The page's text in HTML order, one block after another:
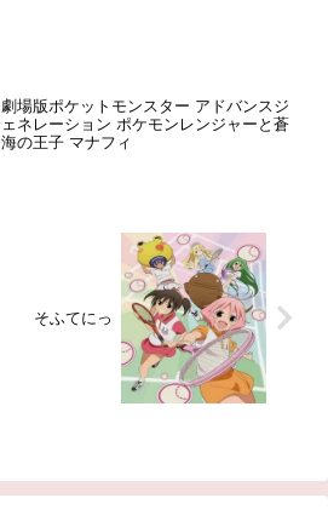
劇場版ポケットモンスター アドバンスジ
ェネレーション ポケモンレンジャーと蒼
海の王子 マナフィ
そふてにっ